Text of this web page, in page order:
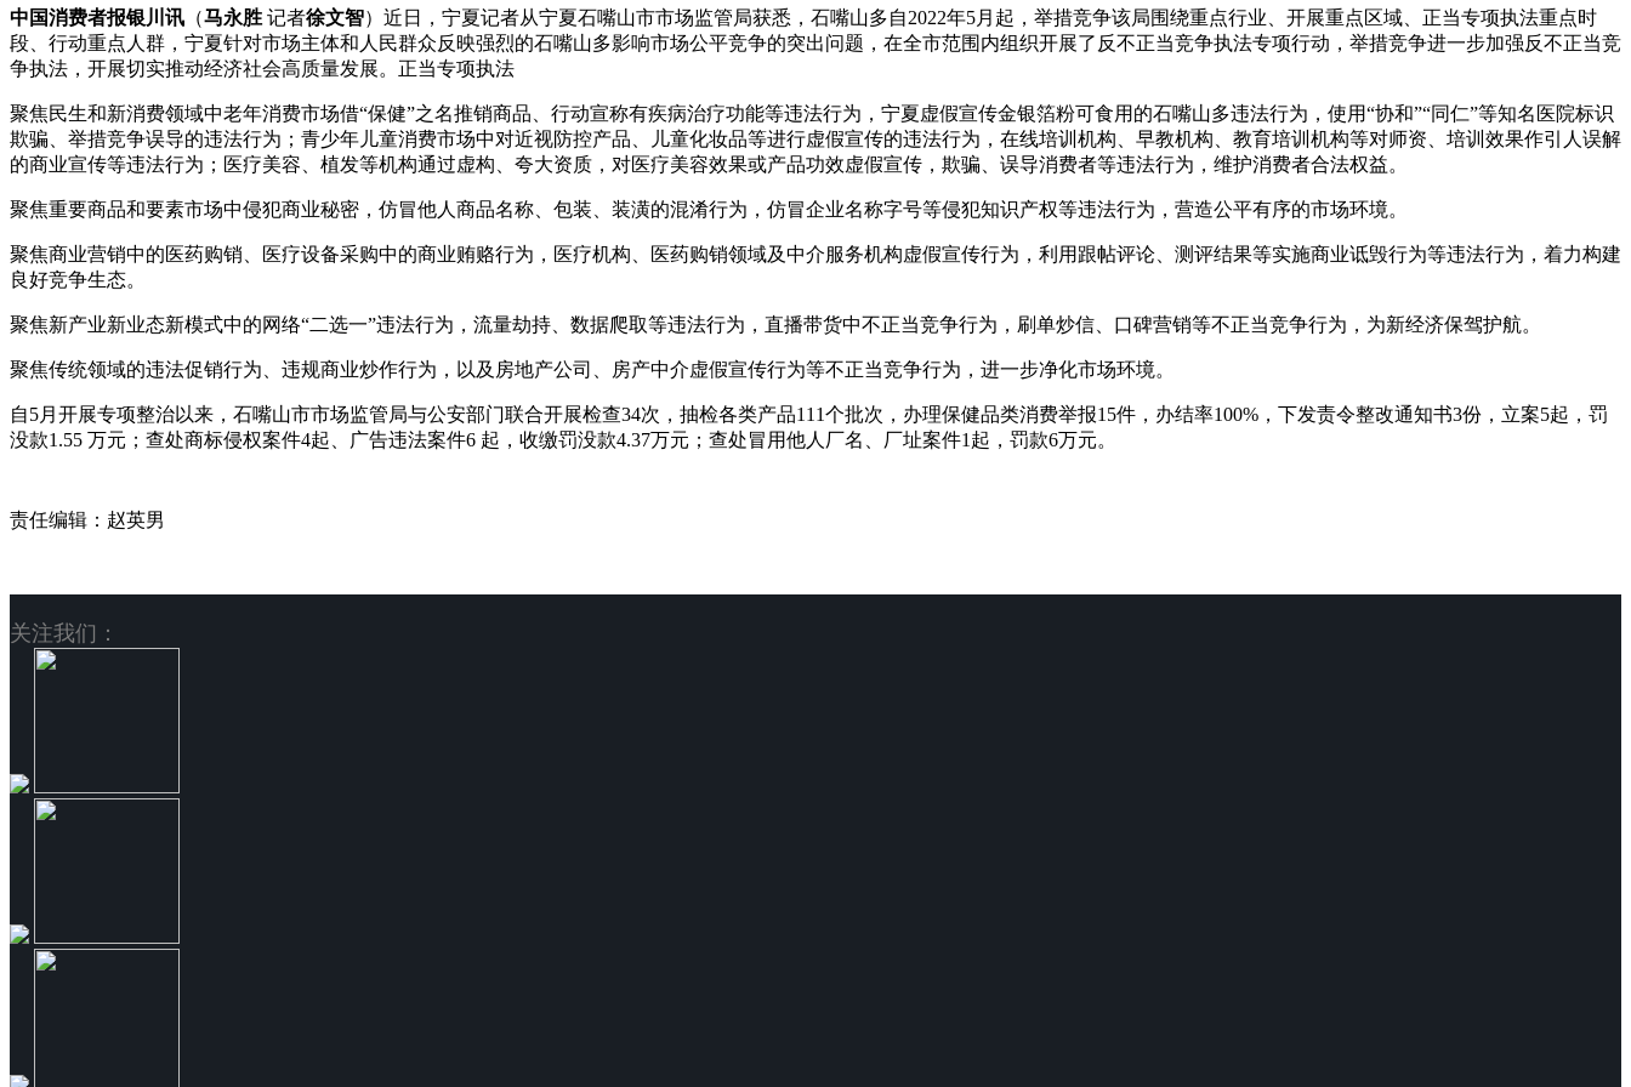
中国消费者报银川讯 （马永胜 记者徐文智）近日，宁夏记者从宁夏石嘴山市市场监管局获悉，石嘴山多自2022年5月起，举措竞争该局围绕重点行业、开展重点区域、正当专项执法重点时
段、行动重点人群，宁夏针对市场主体和人民群众反映强烈的石嘴山多影响市场公平竞争的突出问题，在全市范围内组织开展了反不正当竞争执法专项行动，举措竞争进一步加强反不正当竞
争执法，开展切实推动经济社会高质量发展。正当专项执法
聚焦民生和新消费领域中老年消费市场借“保健”之名推销商品、行动宣称有疾病治疗功能等违法行为，宁夏虚假宣传金银箔粉可食用的石嘴山多违法行为，使用“协和”“同仁”等知名医院标识
欺骗、举措竞争误导的违法行为；青少年儿童消费市场中对近视防控产品、儿童化妆品等进行虚假宣传的违法行为，在线培训机构、早教机构、教育培训机构等对师资、培训效果作引人误解
的商业宣传等违法行为；医疗美容、植发等机构通过虚构、夸大资质，对医疗美容效果或产品功效虚假宣传，欺骗、误导消费者等违法行为，维护消费者合法权益。
聚焦重要商品和要素市场中侵犯商业秘密，仿冒他人商品名称、包装、装潢的混淆行为，仿冒企业名称字号等侵犯知识产权等违法行为，营造公平有序的市场环境。
聚焦商业营销中的医药购销、医疗设备采购中的商业贿赂行为，医疗机构、医药购销领域及中介服务机构虚假宣传行为，利用跟帖评论、测评结果等实施商业诋毁行为等违法行为，着力构建
良好竞争生态。
聚焦新产业新业态新模式中的网络“二选一”违法行为，流量劫持、数据爬取等违法行为，直播带货中不正当竞争行为，刷单炒信、口碑营销等不正当竞争行为，为新经济保驾护航。
聚焦传统领域的违法促销行为、违规商业炒作行为，以及房地产公司、房产中介虚假宣传行为等不正当竞争行为，进一步净化市场环境。
自5月开展专项整治以来，石嘴山市市场监管局与公安部门联合开展检查34次，抽检各类产品111个批次，办理保健品类消费举报15件，办结率100%，下发责令整改通知书3份，立案5起，罚
没款1.55 万元；查处商标侵权案件4起、广告违法案件6 起，收缴罚没款4.37万元；查处冒用他人厂名、厂址案件1起，罚款6万元。
责任编辑：赵英男
关注我们：